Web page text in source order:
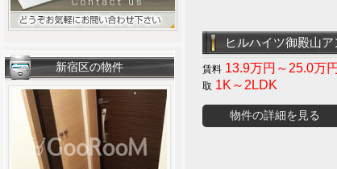
ヒルハイツ御殿山ア
13.9万円～25.0万円
1K～2LDK
物件の詳細を見る
新宿区の物件